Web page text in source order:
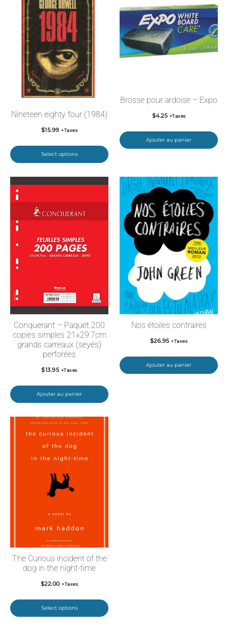
Nineteen eighty four (1984)
$15.99 +Taxes
Select options
Brosse pour ardoise – Expo
$4.25 +Taxes
Ajouter au panier
Conquerant – Paquet 200
copies simples 21×29.7cm
grands carreaux (seyès)
perforées
$13.95 +Taxes
Ajouter au panier
Nos étoiles contraires
$26.95 +Taxes
Ajouter au panier
The Curious incident of the
dog in the night-time
$22.00 +Taxes
Select options